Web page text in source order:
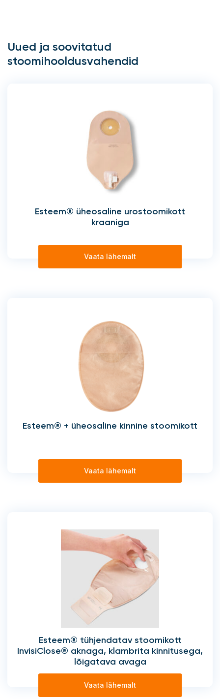
Uued ja soovitatud
stoomihooldusvahendid
Esteem® üheosaline urostoomikott
kraaniga
Vaata lähemalt
Esteem® + üheosaline kinnine stoomikott
Vaata lähemalt
Esteem® tühjendatav stoomikott
InvisiClose® aknaga, klambrita kinnitusega,
lõigatava avaga
Vaata lähemalt